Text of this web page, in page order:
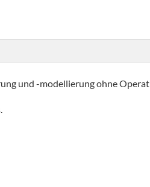
und -modellierung ohne